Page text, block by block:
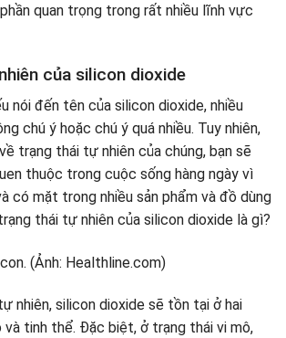
quan trọng trong rất nhiều lĩnh vực
của silicon dioxide
nói đến tên của silicon dioxide, nhiều
chú ý hoặc chú ý quá nhiều. Tuy nhiên,
trạng thái tự nhiên của chúng, bạn sẽ
thuộc trong cuộc sống hàng ngày vì
có mặt trong nhiều sản phẩm và đồ dùng
thái tự nhiên của silicon dioxide là gì?
nhiên, silicon dioxide sẽ tồn tại ở hai
và tinh thể. Đặc biệt, ở trạng thái vi mô,